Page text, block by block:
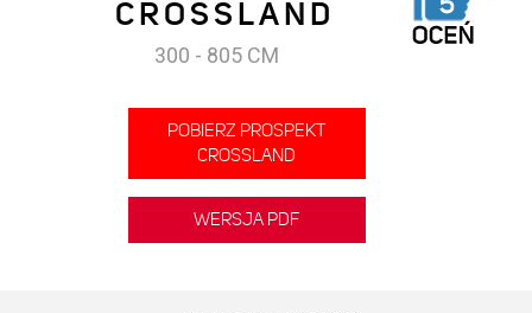
CROSSLAND
300 - 805 CM
POBIERZ PROSPEKT
CROSSLAND
WERSJA PDF